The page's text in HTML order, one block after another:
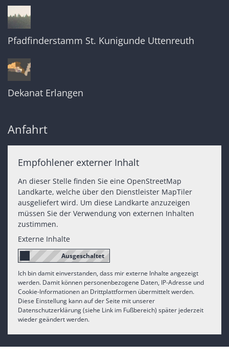
Pfadfinderstamm St. Kunigunde Uttenreuth
Dekanat Erlangen
Anfahrt
Empfohlener externer Inhalt
An dieser Stelle finden Sie eine OpenStreetMap
Landkarte, welche über den Dienstleister MapTiler
ausgeliefert wird. Um diese Landkarte anzuzeigen
müssen Sie der Verwendung von externen Inhalten
zustimmen.
Externe Inhalte
Ich bin damit einverstanden, dass mir externe Inhalte angezeigt
werden. Damit können personenbezogene Daten, IP-Adresse und
Cookie-Informationen an Drittplattformen übermittelt werden.
Diese Einstellung kann auf der Seite mit unserer
Datenschutzerklärung (siehe Link im Fußbereich) später jederzeit
wieder geändert werden.